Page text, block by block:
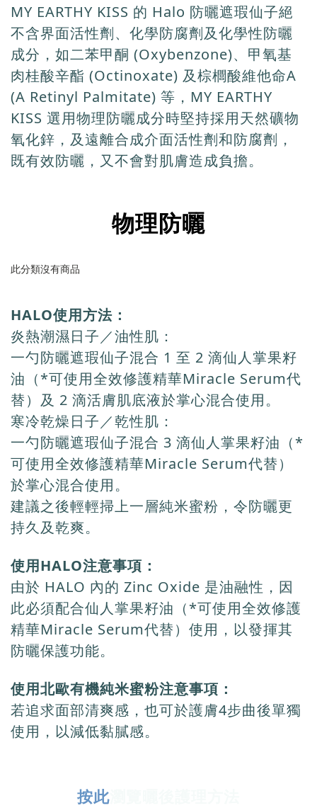
MY EARTHY KISS 的 Halo 防曬遮瑕仙子絕
不含界面活性劑、化學防腐劑及化學性防曬
成分，如二苯甲酮 (Oxybenzone)、甲氧基
肉桂酸辛酯 (Octinoxate) 及棕櫚酸維他命A
(A Retinyl Palmitate) 等，MY EARTHY
KISS 選用物理防曬成分時堅持採用天然礦物
氧化鋅，及遠離合成介面活性劑和防腐劑，
既有效防曬，又不會對肌膚造成負擔。
物理防曬
此分類沒有商品
HALO使用方法：
炎熱潮濕日子／油性肌：
一勺防曬遮瑕仙子混合 1 至 2 滴仙人掌果籽
油（*可使用全效修護精華Miracle Serum代
替） 及 2 滴活膚肌底液於掌心混合使用。
寒冷乾燥日子／乾性肌：
一勺防曬遮瑕仙子混合 3 滴仙人掌果籽油（*
可使用全效修護精華Miracle Serum代替）
於掌心混合使用。
建議之後輕輕掃上一層純米蜜粉，令防曬更
持久及乾爽。
使用HALO注意事項：
由於 HALO 內的 Zinc Oxide 是油融性，因
此必須配合仙人掌果籽油（*可使用全效修護
精華Miracle Serum代替） 使用，以發揮其
防曬保護功能。
使用北歐有機純米蜜粉注意事項：
若追求面部清爽感，也可於護膚4步曲後單獨
使用，以減低黏膩感。
按此